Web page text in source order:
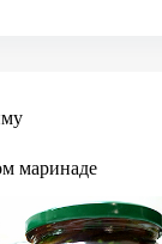
маринаде